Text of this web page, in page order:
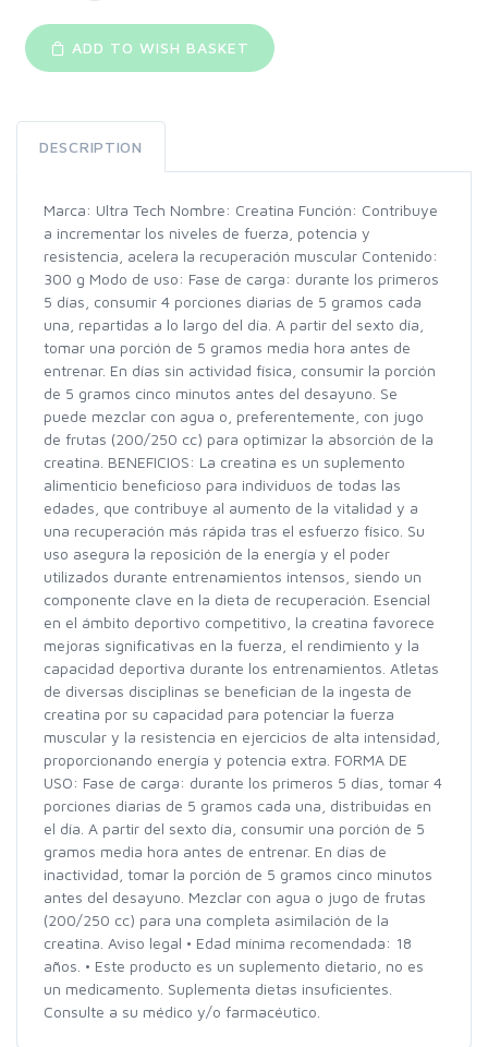
ADD TO WISH BASKET
DESCRIPTION
Marca: Ultra Tech Nombre: Creatina Función: Contribuye
a incrementar los niveles de fuerza, potencia y
resistencia, acelera la recuperación muscular Contenido:
300 g Modo de uso: Fase de carga: durante los primeros
5 días, consumir 4 porciones diarias de 5 gramos cada
una, repartidas a lo largo del día. A partir del sexto día,
tomar una porción de 5 gramos media hora antes de
entrenar. En días sin actividad física, consumir la porción
de 5 gramos cinco minutos antes del desayuno. Se
puede mezclar con agua o, preferentemente, con jugo
de frutas (200/250 cc) para optimizar la absorción de la
creatina. BENEFICIOS: La creatina es un suplemento
alimenticio beneficioso para individuos de todas las
edades, que contribuye al aumento de la vitalidad y a
una recuperación más rápida tras el esfuerzo físico. Su
uso asegura la reposición de la energía y el poder
utilizados durante entrenamientos intensos, siendo un
componente clave en la dieta de recuperación. Esencial
en el ámbito deportivo competitivo, la creatina favorece
mejoras significativas en la fuerza, el rendimiento y la
capacidad deportiva durante los entrenamientos. Atletas
de diversas disciplinas se benefician de la ingesta de
creatina por su capacidad para potenciar la fuerza
muscular y la resistencia en ejercicios de alta intensidad,
proporcionando energía y potencia extra. FORMA DE
USO: Fase de carga: durante los primeros 5 días, tomar 4
porciones diarias de 5 gramos cada una, distribuidas en
el día. A partir del sexto día, consumir una porción de 5
gramos media hora antes de entrenar. En días de
inactividad, tomar la porción de 5 gramos cinco minutos
antes del desayuno. Mezclar con agua o jugo de frutas
(200/250 cc) para una completa asimilación de la
creatina. Aviso legal • Edad mínima recomendada: 18
años. • Este producto es un suplemento dietario, no es
un medicamento. Suplementa dietas insuficientes.
Consulte a su médico y/o farmacéutico.